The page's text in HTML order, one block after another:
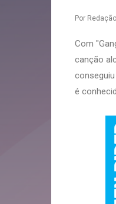
Por Redação
Com
canção
é